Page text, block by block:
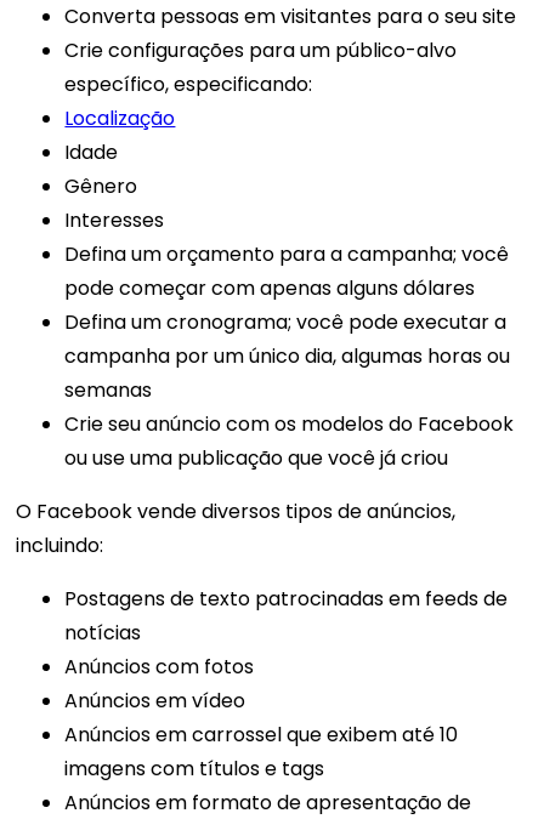
Converta pessoas em visitantes para o seu site
Crie configurações para um público-alvo
específico, especificando:
Localização
Idade
Gênero
Interesses
Defina um orçamento para a campanha; você
pode começar com apenas alguns dólares
Defina um cronograma; você pode executar a
campanha por um único dia, algumas horas ou
semanas
Crie seu anúncio com os modelos do Facebook
ou use uma publicação que você já criou
O Facebook vende diversos tipos de anúncios,
incluindo:
Postagens de texto patrocinadas em feeds de
notícias
Anúncios com fotos
Anúncios em vídeo
Anúncios em carrossel que exibem até 10
imagens com títulos e tags
Anúncios em formato de apresentação de